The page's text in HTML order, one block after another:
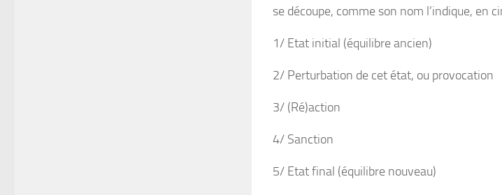
se découpe, comme son nom l’indique, en
1/ Etat initial (équilibre ancien)
2/ Perturbation de cet état, ou provocation
3/ (Ré)action
4/ Sanction
5/ Etat final (équilibre nouveau)